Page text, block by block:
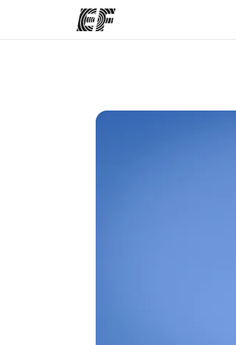
Trouver un bureau